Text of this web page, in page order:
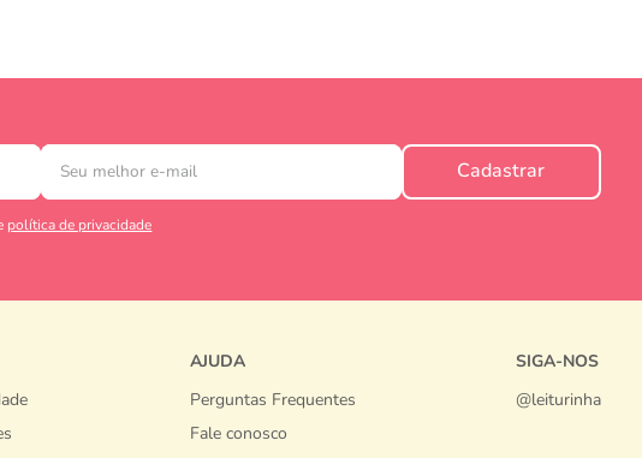
Cadastrar
política de privacidade
AJUDA
Perguntas Frequentes
Fale conosco
SIGA-NOS
@leiturinha